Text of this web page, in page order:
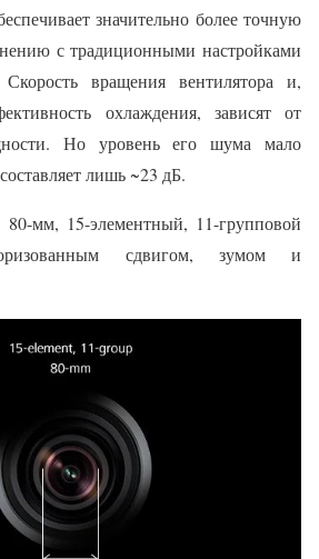
значительно более точную
с традиционными настройками
вращения вентилятора и,
охлаждения, зависят от
Но уровень его шума мало
лишь ~23 дБ.
мм, 15-элементный, 11-групповой
сдвигом, зумом и